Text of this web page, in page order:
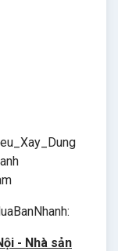
- Nhà sản